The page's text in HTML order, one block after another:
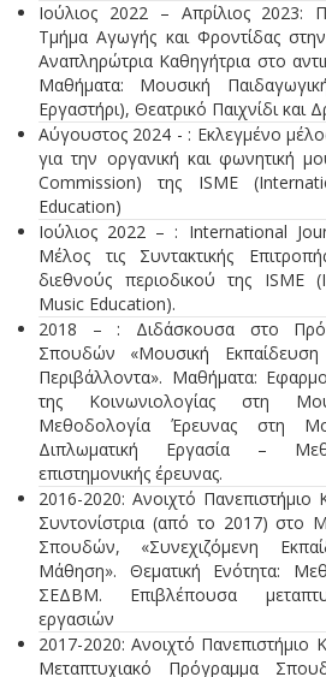
Ιούλιος 2022 – Απρίλιος 2023:
Τμήμα Αγωγής και Φροντίδας
Αναπληρώτρια Καθηγήτρια στο
Μαθήματα: Μουσική
Εργαστήρι), Θεατρικό Παιχνίδι και
Αύγουστος 2024 - : Εκλεγμένο
για την οργανική και φωνητική
Commission) της ISME
Education)
Ιούλιος 2022 – : International
Μέλος τις Συντακτικής
διεθνούς περιοδικού της ISME
Music Education).
2018 – : Διδάσκουσα στο
Σπουδών «Μουσική
Περιβάλλοντα». Μαθήματα:
της Κοινωνιολογίας στη
Μεθοδολογία Έρευνας στη
Διπλωματική Εργασία –
επιστημονικής έρευνας.
2016-2020: Ανοιχτό
Συντονίστρια (από το 2017) στο
Σπουδών, «Συνεχιζόμενη
Μάθηση». Θεματική Ενότητα:
ΣΕΔΒΜ. Eπιβλέπουσα
εργασιών
2017-2020: Ανοιχτό
Μεταπτυχιακό Πρόγραμμα